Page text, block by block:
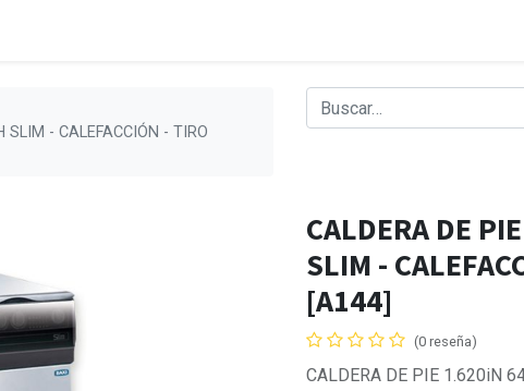
- CALEFACCIÓN - TIRO
CALDERA DE
SLIM -
[A144]
(0 reseña)
CALDERA DE PIE 1.620iN